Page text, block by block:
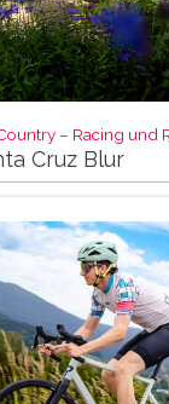
– Racing und
Cruz Blur